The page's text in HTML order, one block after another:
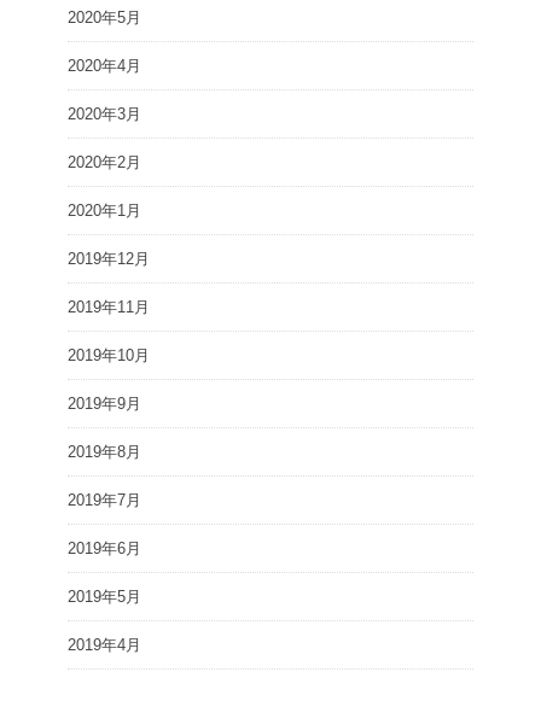
2020年5月
2020年4月
2020年3月
2020年2月
2020年1月
2019年12月
2019年11月
2019年10月
2019年9月
2019年8月
2019年7月
2019年6月
2019年5月
2019年4月